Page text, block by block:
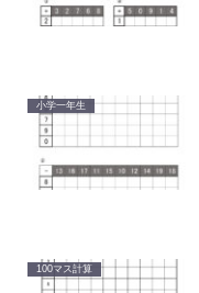
小学一年生
100マス計算